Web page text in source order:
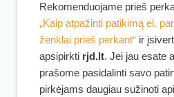
Rekomenduojame prieš
„Kaip atpažinti patikimą el.
ženklai prieš perkant“ ir
apsipirkti rjd.lt. Jei jau esate
prašome pasidalinti savo
pirkėjams daugiau sužinoti